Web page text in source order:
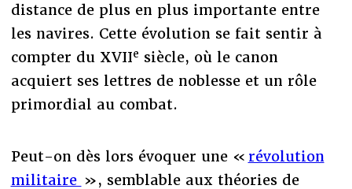
distance de plus en plus importante entre
les navires. Cette évolution se fait sentir à
compter du XVIIe siècle, où le canon
acquiert ses lettres de noblesse et un rôle
primordial au combat.
Peut-on dès lors évoquer une « révolution
militaire », semblable aux théories de